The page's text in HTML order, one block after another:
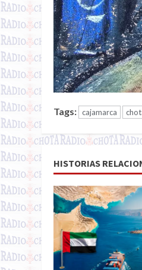
Tags: cajamarca
HISTORIAS